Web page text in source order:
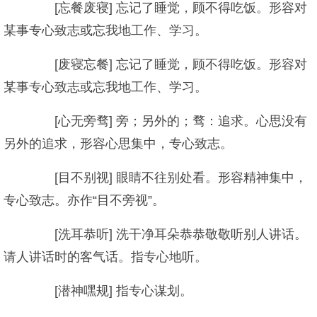
[忘餐废寝] 忘记了睡觉，顾不得吃饭。形容对
某事专心致志或忘我地工作、学习。
[废寝忘餐] 忘记了睡觉，顾不得吃饭。形容对
某事专心致志或忘我地工作、学习。
[心无旁骛] 旁；另外的；骛：追求。心思没有
另外的追求，形容心思集中，专心致志。
[目不别视] 眼睛不往别处看。形容精神集中，
专心致志。亦作“目不旁视”。
[洗耳恭听] 洗干净耳朵恭恭敬敬听别人讲话。
请人讲话时的客气话。指专心地听。
[潜神嘿规] 指专心谋划。